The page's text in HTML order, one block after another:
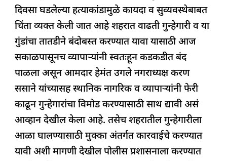
दिवसा घडलेल्या हत्याकांडामुळे कायदा व सुव्यवस्थेबाबत
चिंता व्यक्त केली जात आहे शहरात वाढती गुन्हेगारी व या
गुंडांचा तातडीने बंदोबस्त करण्यात यावा यासाठी आज
सकाळपासूनच व्यापाऱ्यांनी स्वतःहून कडकडीत बंद
पाळला असून आमदार हेमंत उगले नगराध्यक्ष करण
ससाने यांच्यासह स्थानिक नागरिक व व्यापाऱ्यांनी फेरी
काढून गुन्हेगारांचा विमोड करण्यासाठी साथ द्यावी असं
आव्हान देखील केला आहे. तसेच शहरातील गुन्हेगारीला
आळा घालण्यासाठी मुक्का अंतर्गत कारवाईचे करण्यात
यावी अशी मागणी देखील पोलीस प्रशासनाला करण्यात